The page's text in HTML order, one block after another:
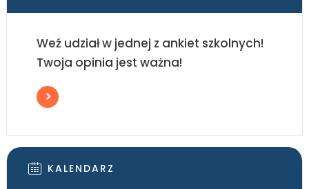
Weź udział w jednej z ankiet szkolnych!
Twoja opinia jest ważna!
KALENDARZ